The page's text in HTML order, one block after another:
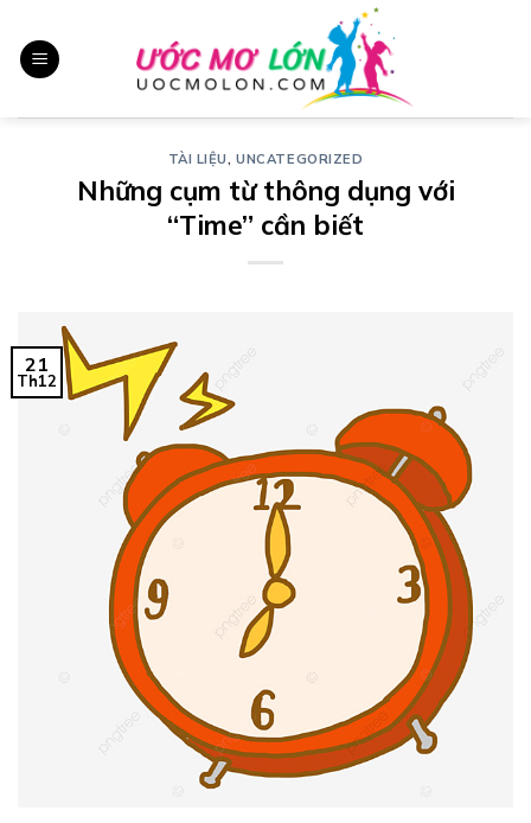
đến
nội
TÀI LIỆU,UNCATEGORIZED
Những cụm từ thông dụng với
“Time” cần biết
21
Th12